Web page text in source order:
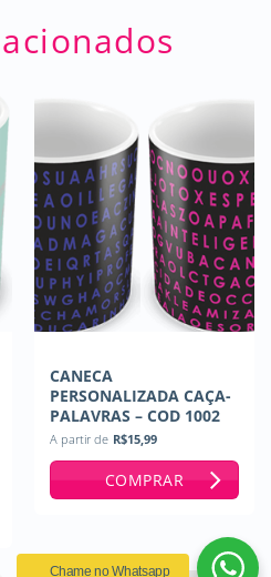
CANECA
PERSONALIZADA CAÇA-
PALAVRAS – COD 1002
A partir de R$15,99
COMPRAR
Chame no Whatsapp